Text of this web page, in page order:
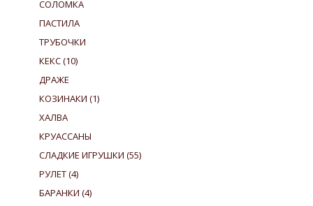
СОЛОМКА
ПАСТИЛА
ТРУБОЧКИ
КЕКС(10)
ДРАЖЕ
КОЗИНАКИ (1)
ХАЛВА
КРУАССАНЫ
СЛАДКИЕ ИГРУШКИ (55)
РУЛЕТ(4)
БАРАНКИ (4)